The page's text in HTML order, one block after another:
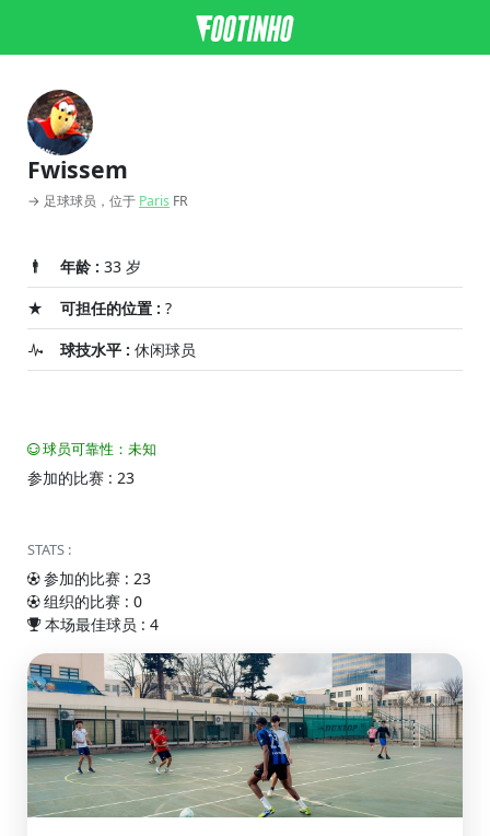
Fwissem
→ 足球球员，位于 Paris FR
年龄 : 33 岁
可担任的位置 : ?
球技水平 : 休闲球员
球员可靠性：未知
参加的比赛 : 23
STATS :
参加的比赛 : 23
组织的比赛 : 0
本场最佳球员 : 4